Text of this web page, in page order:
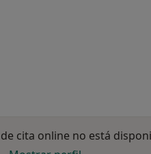
cita online no está